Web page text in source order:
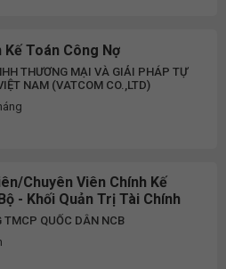
Kế Toán Công Nợ
THƯƠNG MẠI VÀ GIẢI PHÁP TỰ
NAM (VATCOM CO.,LTD)
Chuyên Viên Chính Kế
- Khối Quản Trị Tài Chính
TMCP QUỐC DÂN NCB